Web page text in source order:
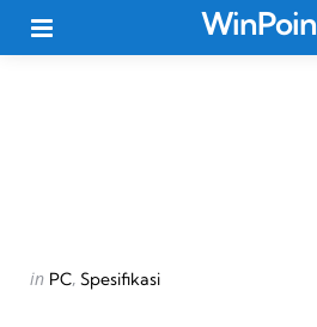
WinPoin
Categories
Posted
in PC Spesifikasi